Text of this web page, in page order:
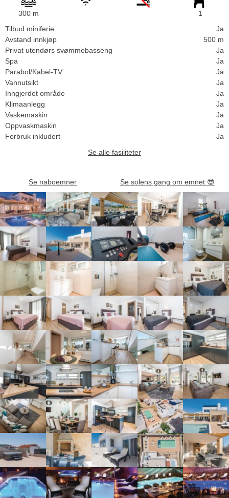
300 m
1
Tilbud miniferie
Ja
Avstand innkjøp
500 m
Privat utendørs svømmebasseng
Ja
Spa
Ja
Parabol/Kabel-TV
Ja
Vannutsikt
Ja
Inngjerdet område
Ja
Klimaanlegg
Ja
Vaskemaskin
Ja
Oppvaskmaskin
Ja
Forbruk inkludert
Ja
Se alle fasiliteter
Se naboemner Se solens gang om emnet 😎